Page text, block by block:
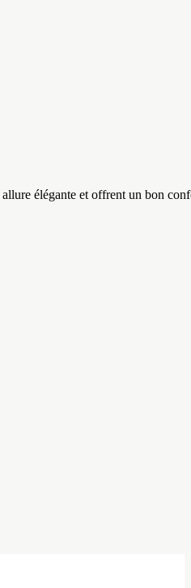
allure élégante et offrent un bon conf